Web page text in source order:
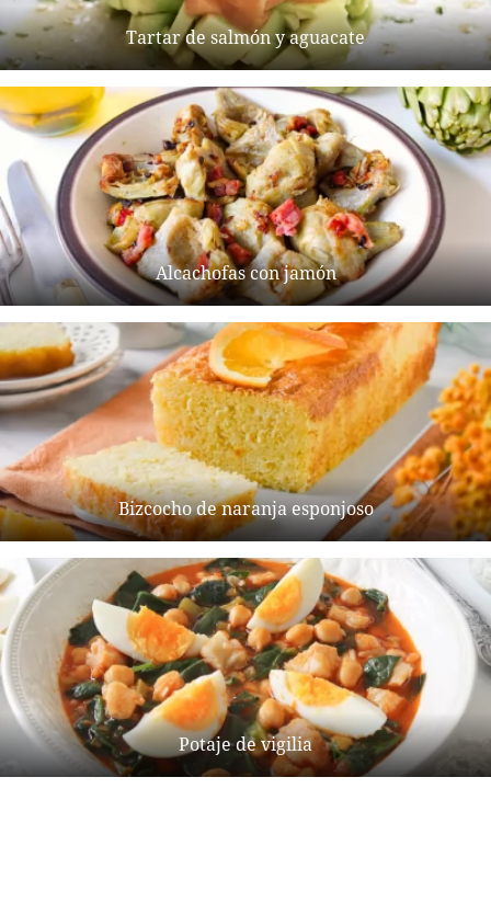
Tartar de salmón y aguacate
Alcachofas con jamón
Bizcocho de naranja esponjoso
Potaje de vigilia